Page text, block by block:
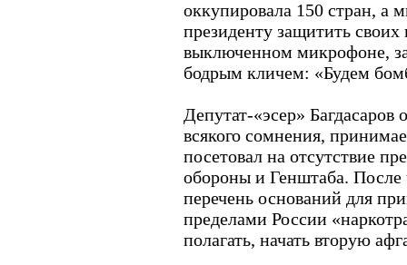
оккупировала 150 стран, а
президенту защитить
выключенном микрофоне,
бодрым кличем: «Будем
Депутат-«эсер»
всякого сомнения,
посетовал на отсутствие
обороны и Генштаба. После
перечень оснований для
пределами России
полагать, начать вторую